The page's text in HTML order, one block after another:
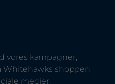
vores kampagner,
Whitehawks shoppen
medier.